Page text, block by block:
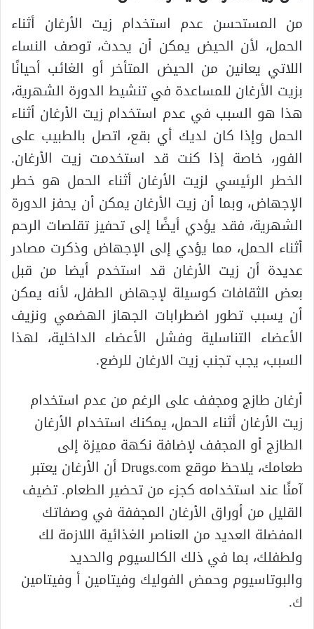
من المستحسن عدم استخدام زيت الأرغان أثناء
الحمل، لأن الحيض يمكن أن يحدث، توصف النساء
اللاتي يعانين من الحيض المتأخر أو الغائب أحيانًا
بزيت الأرغان للمساعدة في تنشيط الدورة الشهرية،
هذا هو السبب في عدم استخدام زيت الأرغان أثناء
الحمل وإذا كان لديك أي بقع، اتصل بالطبيب على
الفور، خاصة إذا كنت قد استخدمت زيت الأرغان.
الخطر الرئيسي لزيت الأرغان أثناء الحمل هو خطر
الإجهاض، وبما أن زيت الأرغان يمكن أن يحفز الدورة
الشهرية، فقد يؤدي أيضًا إلى تحفيز تقلصات الرحم
أثناء الحمل، مما يؤدي إلى الإجهاض وذكرت مصادر
عديدة أن زيت الأرغان قد استخدم أيضا من قبل
بعض الثقافات كوسيلة لإجهاض الطفل، لأنه يمكن
أن يسبب تطور اضطرابات الجهاز الهضمي ونزيف
الأعضاء التناسلية وفشل الأعضاء الداخلية، لهذا
السبب، يجب تجنب زيت الارغان للرضع.
أرغان طازج ومجفف على الرغم من عدم استخدام
زيت الأرغان أثناء الحمل، يمكنك استخدام الأرغان
الطازج أو المجفف لإضافة نكهة مميزة إلى
طعامك، يلاحظ موقع Drugs.com أن الأرغان يعتبر
آمنًا عند استخدامه كجزء من تحضير الطعام. تضيف
القليل من أوراق الأرغان المجففة في وصفاتك
المفضلة العديد من العناصر الغذائية اللازمة لك
ولطفلك، بما في ذلك الكالسيوم والحديد
والبوتاسيوم وحمض الفوليك وفيتامين أ وفيتامين
ك.